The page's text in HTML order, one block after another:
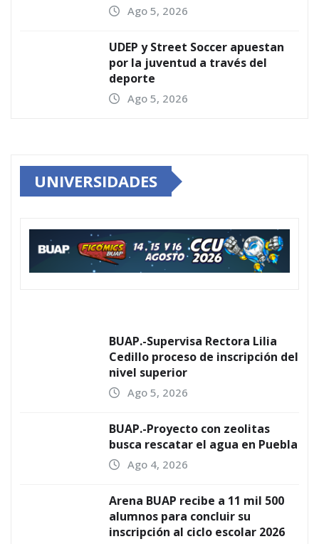
Ago 5, 2026
UDEP y Street Soccer apuestan
por la juventud a través del
deporte
Ago 5, 2026
UNIVERSIDADES
BUAP.-Supervisa Rectora Lilia
Cedillo proceso de inscripción del
nivel superior
Ago 5, 2026
BUAP.-Proyecto con zeolitas
busca rescatar el agua en Puebla
Ago 4, 2026
Arena BUAP recibe a 11 mil 500
alumnos para concluir su
inscripción al ciclo escolar 2026